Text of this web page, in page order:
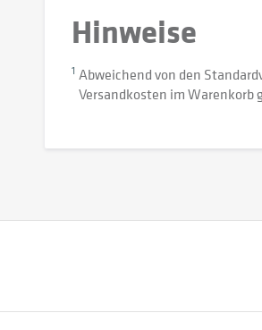
Hinweise
1 Abweichend von den
Versandkosten im